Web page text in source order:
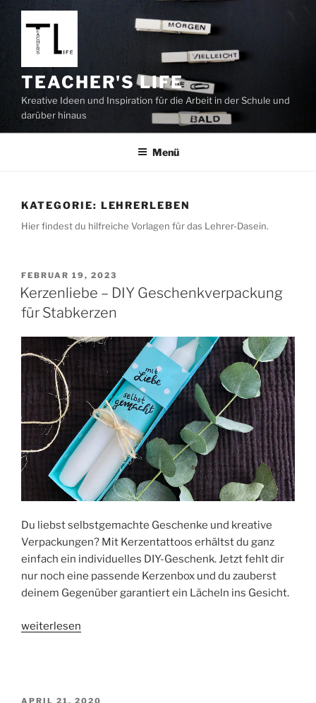
Zum
Inhalt
springen
TEACHER'S LIFE
Kreative Ideen und Inspiration für die Arbeit in der Schule und
darüber hinaus
Menü
KATEGORIE: LEHRERLEBEN
Hier findest du hilfreiche Vorlagen für das Lehrer-Dasein.
VERÖFFENTLICHT
AM
FEBRUAR 19, 2023
Kerzenliebe – DIY Geschenkverpackung
für Stabkerzen
Du liebst selbstgemachte Geschenke und kreative
Verpackungen? Mit Kerzentattoos erhältst du ganz
einfach ein individuelles DIY-Geschenk. Jetzt fehlt dir
nur noch eine passende Kerzenbox und du zauberst
deinem Gegenüber garantiert ein Lächeln ins Gesicht.
„Kerzenliebe
weiterlesen
VERÖFFENTLICHT
APRIL 21, 2020